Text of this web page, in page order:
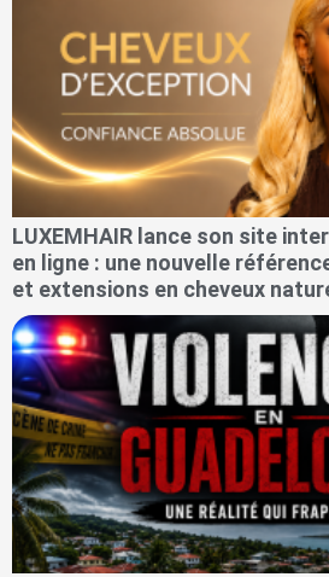
LUXEMHAIR lance son site
en ligne : une nouvelle
et extensions en cheveux